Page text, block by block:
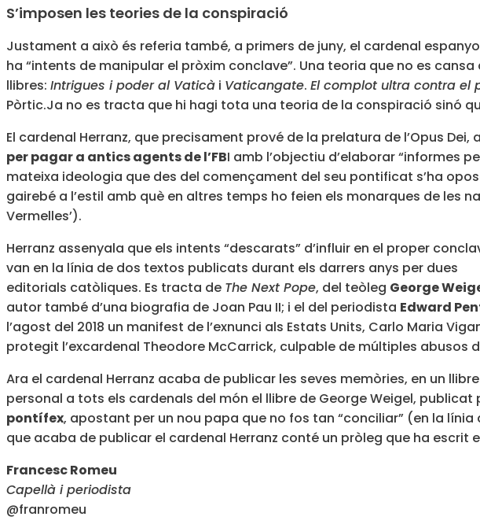
S’imposen les teories de la conspiració
Justament a això és referia també, a primers de juny, el cardenal
ha “intents de manipular el pròxim conclave”. Una teoria que no es
llibres: Intrigues i poder al Vaticà i Vaticangate. El complot ultra contra el
Pòrtic.Ja no es tracta que hi hagi tota una teoria de la conspiració sinó
El cardenal Herranz, que precisament prové de la prelatura de l’Opus Dei,
per pagar a antics agents de l’FBI amb l’objectiu d’elaborar “informes
mateixa ideologia que des del començament del seu pontificat s’ha
gairebé a l’estil amb què en altres temps ho feien els monarques de les
Vermelles’).
Herranz assenyala que els intents “descarats” d’influir en el proper
van en la línia de dos textos publicats durant els darrers anys per dues
editorials catòliques. Es tracta de The Next Pope, del teòleg George
autor també d’una biografia de Joan Pau II; i el del periodista Edward
l’agost del 2018 un manifest de l’exnunci als Estats Units, Carlo Maria
protegit l’excardenal Theodore McCarrick, culpable de múltiples abusos
Ara el cardenal Herranz acaba de publicar les seves memòries, en un
personal a tots els cardenals del món el llibre de George Weigel, publicat
pontífex, apostant per un nou papa que no fos tan “conciliar” (en la línia
que acaba de publicar el cardenal Herranz conté un pròleg que ha escrit
Francesc Romeu
Capellà i periodista
@franromeu